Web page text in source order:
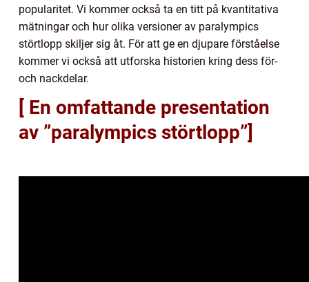
popularitet. Vi kommer också ta en titt på kvantitativa
mätningar och hur olika versioner av paralympics
störtlopp skiljer sig åt. För att ge en djupare förståelse
kommer vi också att utforska historien kring dess för-
och nackdelar.
[ En omfattande presentation
av ”paralympics störtlopp”]